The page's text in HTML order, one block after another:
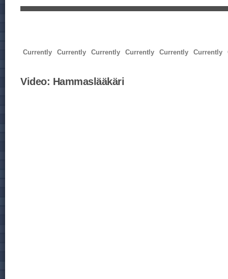
Currently Currently Currently Currently Currently Currently
Video: Hammaslääkäri